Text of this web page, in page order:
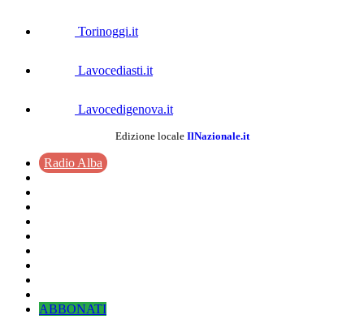
Torinoggi.it
Lavocediasti.it
Lavocedigenova.it
Edizione locale IlNazionale.it
Radio Alba
ABBONATI